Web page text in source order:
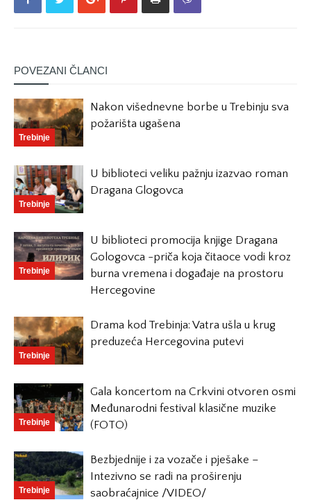
POVEZANI ČLANCI
Trebinje
Nakon višednevne borbe u Trebinju sva
požarišta ugašena
Trebinje
U biblioteci veliku pažnju izazvao roman
Dragana Glogovca
Trebinje
U biblioteci promocija knjige Dragana
Gologovca -priča koja čitaoce vodi kroz
burna vremena i događaje na prostoru
Hercegovine
Trebinje
Drama kod Trebinja: Vatra ušla u krug
preduzeća Hercegovina putevi
Trebinje
Gala koncertom na Crkvini otvoren osmi
Međunarodni festival klasične muzike
(FOTO)
Trebinje
Bezbjednije i za vozače i pješake –
Intezivno se radi na proširenju
saobraćajnice /VIDEO/